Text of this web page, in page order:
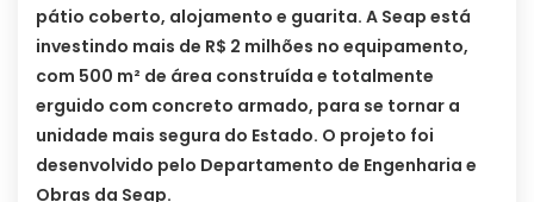
pátio coberto, alojamento e guarita. A Seap está
investindo mais de R$ 2 milhões no equipamento,
com 500 m² de área construída e totalmente
erguido com concreto armado, para se tornar a
unidade mais segura do Estado. O projeto foi
desenvolvido pelo Departamento de Engenharia e
Obras da Seap.